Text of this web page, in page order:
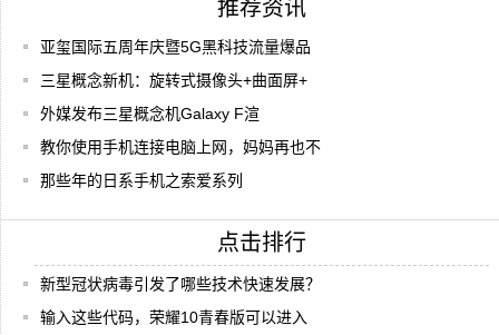
推荐资讯
亚玺国际五周年庆暨5G黑科技流量爆品
三星概念新机：旋转式摄像头+曲面屏+
外媒发布三星概念机Galaxy F渲
教你使用手机连接电脑上网，妈妈再也不
那些年的日系手机之索爱系列
点击排行
新型冠状病毒引发了哪些技术快速发展？
输入这些代码，荣耀10青春版可以进入